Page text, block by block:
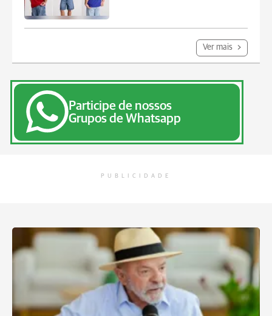
Ver mais
Participe de nossos
Grupos de Whatsapp
PUBLICIDADE